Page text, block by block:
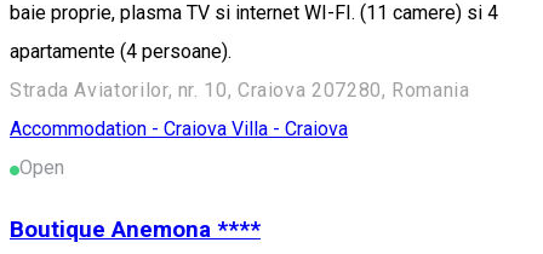
baie proprie, plasma TV si internet WI-FI. (11 camere) si 4
apartamente (4 persoane).
Strada Aviatorilor, nr. 10, Craiova 207280, Romania
Accommodation - Craiova Villa - Craiova
Open
Boutique Anemona ****